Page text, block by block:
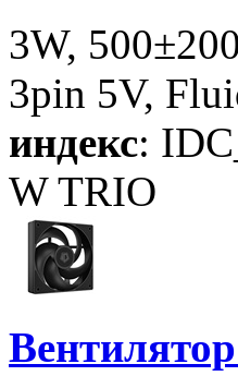
3W,
3pin 5V,
индекс:
W TRIO